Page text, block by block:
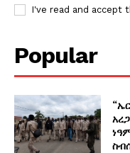
I've read and accept
Popular